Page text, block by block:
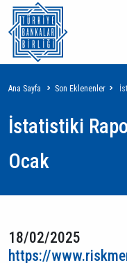
Sayfa
yolu
Ana Sayfa Son Eklenenler
İstatistiki
Ocak
18/02/2025
https://